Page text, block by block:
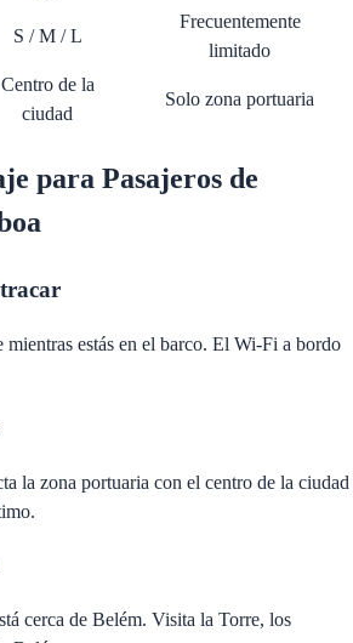
S / M / L
Frecuentemente
limitado
Centro de la
ciudad
Solo zona portuaria
para Pasajeros de
estás en el barco. El Wi-Fi a bordo
la zona portuaria con el centro de la ciudad
cerca de Belém. Visita la Torre, los